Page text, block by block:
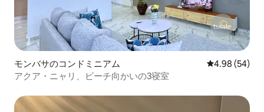
モンバサのコンドミニアム レビュー54
4.98 (54)
アクア・ニャリ、ビーチ向かいの3寝室